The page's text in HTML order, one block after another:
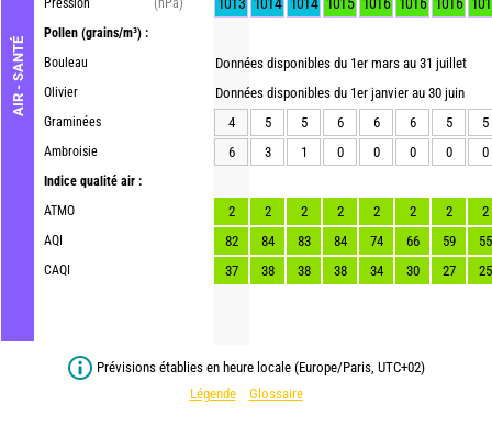
AIR - SANTÉ
Pression
(hPa)
Pollen (grains/m³) :
Bouleau
Olivier
Graminées
Ambroisie
Indice qualité air :
ATMO
AQI
CAQI
Données disponibles du 1er mars au 31 juillet
Données disponibles du 1er janvier au 30 juin
4
5 5 6 6 6 5
5
6
3 1 0 0 0 0 0
2 2 2 2 2 2 2
2
82
84 83 84 74 66 59
55
37
38 38 38 34 30 27 25
Prévisions établies en heure locale (Europe/Paris, UTC+02)
Légende
Glossaire